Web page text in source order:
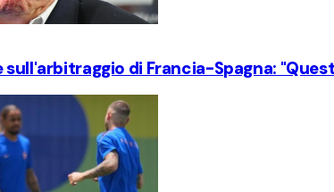
di Francia-Spagna: